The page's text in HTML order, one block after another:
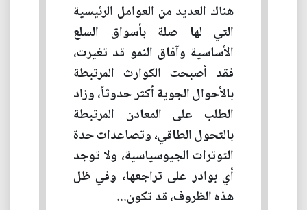
هناك العديد من العوامل الرئيسية
التي لها صلة بأسواق السلع
الأساسية وآفاق النمو قد تغيرت،
فقد أصبحت الكوارث المرتبطة
بالأحوال الجوية أكثر حدوثاً، وزاد
الطلب على المعادن المرتبطة
بالتحول الطاقي، وتصاعدات حدة
التوترات الجيوسياسية، ولا توجد
أي بوادر على تراجعها، وفي ظل
هذه الظروف، قد تكون...